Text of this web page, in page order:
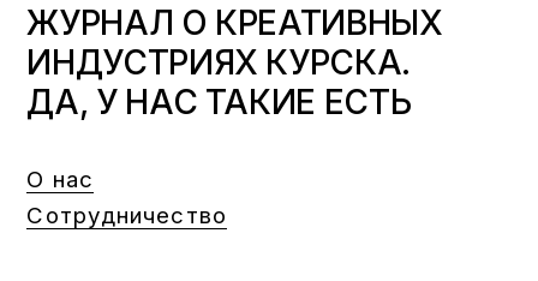
ЖУРНАЛ О КРЕАТИВНЫХ
ИНДУСТРИЯХ КУРСКА.
ДА, У НАС ТАКИЕ ЕСТЬ
О нас
Сотрудничество